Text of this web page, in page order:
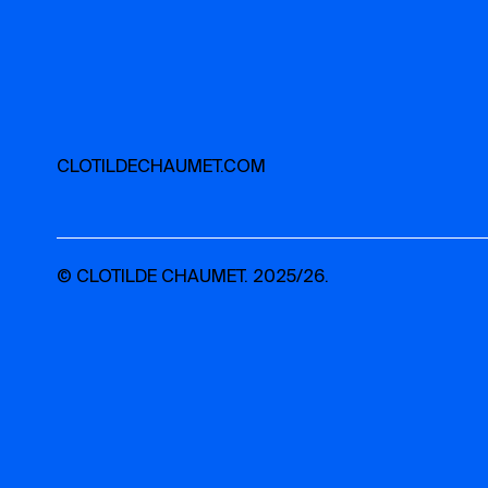
CLOTILDECHAUMET.COM
© CLOTILDE CHAUMET. 2025/26.